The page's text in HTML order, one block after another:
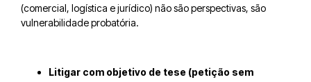
(comercial, logística e jurídico) não são perspectivas, são
vulnerabilidade probatória.
Litigar com objetivo de tese (petição sem